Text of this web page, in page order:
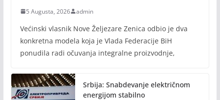
5 Augusta, 2026 admin
Većinski vlasnik Nove Željezare Zenica odbio je dva
konkretna modela koja je Vlada Federacije BiH
ponudila radi očuvanja integralne proizvodnje,
Srbija: Snabdevanje električnom
energijom stabilno